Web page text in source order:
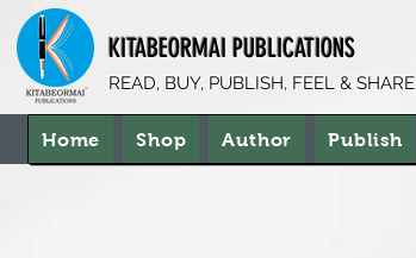
KITABEORMAI PUBLICATIONS
READ, BUY, PUBLISH, FEEL & SHARE
Home Shop Author Publish